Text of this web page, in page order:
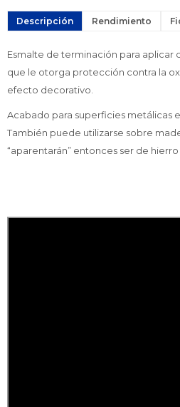
Descripción
Esmalte de terminación para aplicar
que le otorga protección contra la
efecto decorativo.
Acabado para superficies metálicas
También puede utilizarse sobre
“aparentarán” entonces ser de hierro
Rendimiento